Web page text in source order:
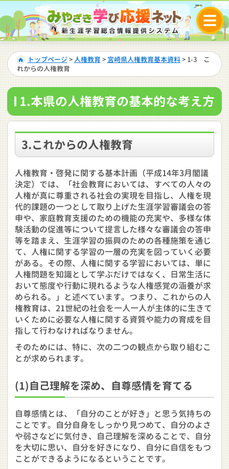
トップページ > 人権教育 > 宮崎県人権教育基本資料> 1-3 こ
れからの人権教育
1.本県の人権教育の基本的な考え方
3.これからの人権教育
人権教育・啓発に関する基本計画（平成14年3月閣議
決定）では、「社会教育においては、すべての人々の
人権が真に尊重される社会の実現を目指し、人権を現
代的課題の一つとして取り上げた生涯学習審議会の答
申や、家庭教育支援のための機能の充実や、多様な体
験活動の促進等について提言した様々な審議会の答申
等を踏まえ、生涯学習の振興のための各種施策を通じ
て、人権に関する学習の一層の充実を図っていく必要
がある。その際、人権に関する学習においては、単に
人権問題を知識として学ぶだけではなく、日常生活に
おいて態度や行動に現れるような人権感覚の涵養が求
められる。」と述べています。つまり、これからの人
権教育は、21世紀の社会を一人一人が主体的に生きて
いくために必要な人権に関する資質や能力の育成を目
指して行わなければなりません。
そのためには、特に、次の二つの観点から取り組むこ
とが求められます。
(1)自己理解を深め、自尊感情を育てる
自尊感情とは、「自分のことが好き」と思う気持ちの
ことです。自分自身をしっかり見つめて、自分のよさ
や弱さなどに気付き、自己理解を深めることで、自分
を大切に思い、自分を好きになり、自分に自信をもつ
ことができるようになるということです。